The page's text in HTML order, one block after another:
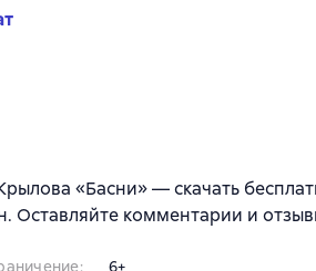
«Басни» — скачать
Оставляйте комментарии и
:
6+